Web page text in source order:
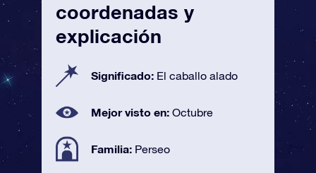
coordenadas y
explicación
Significado: El caballo alado
Mejor visto en: Octubre
Familia: Perseo